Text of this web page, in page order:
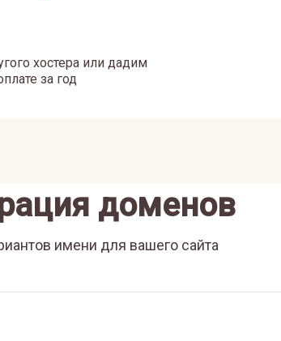
хостера или дадим
за год
доменов
имени для вашего сайта